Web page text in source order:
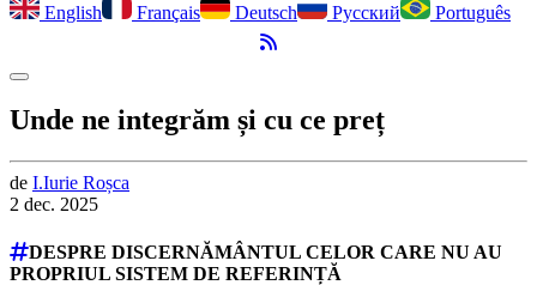
English Français Deutsch Русский
Português
Flux RSS
Comută modul întunecat
Unde ne integrăm și cu ce preț
de I.Iurie Roșca
2 dec. 2025
DESPRE DISCERNĂMÂNTUL CELOR CARE NU AU
PROPRIUL SISTEM DE REFERINȚĂ